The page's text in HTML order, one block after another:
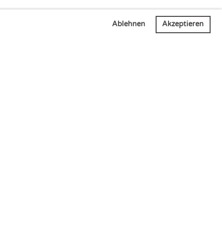
Ablehnen Akzeptieren